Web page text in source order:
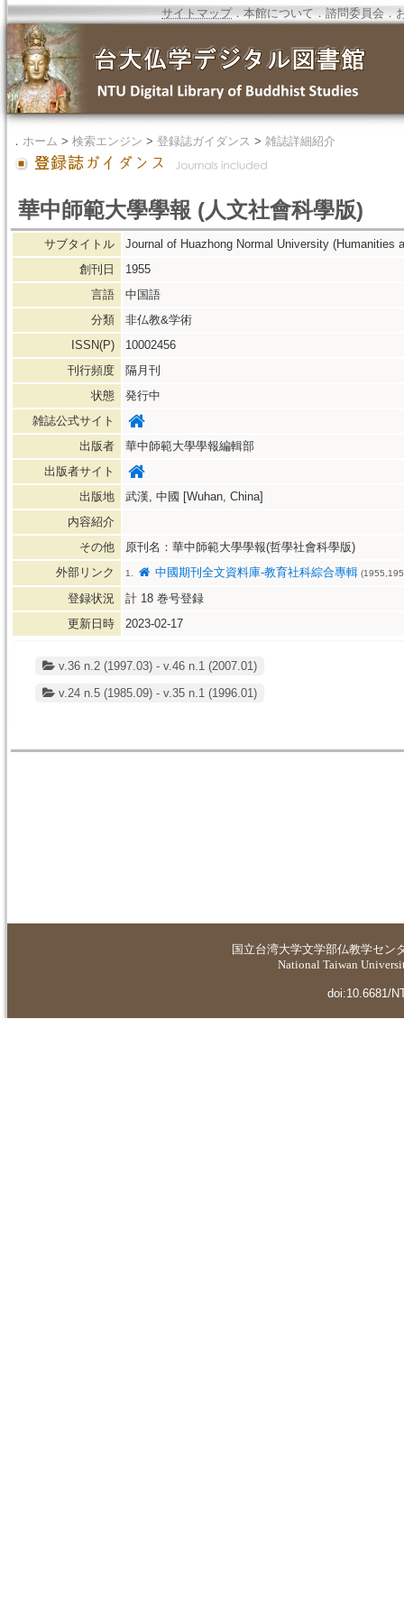
サイトマップ．本館について．諮問委員会．
． ホーム > 検索エンジン > 登録誌ガイダンス > 雑誌詳細紹介
華中師範大學學報 (人文社會科學版)
サブタイトル
Journal of Huazhong Normal University (Humanities
創刊日
1955
言語
中国語
分類
非仏教&学術
ISSN(P)
10002456
刊行頻度
隔月刊
状態
発行中
雑誌公式サイト
出版者
華中師範大學學報編輯部
出版者サイト
出版地
武漢, 中國 [Wuhan, China]
内容紹介
その他
原刊名：華中師範大學學報(哲學社會科學版)
外部リンク
1. 中國期刊全文資料庫-教育社科綜合專輯
登録状況 計 18 巻号登録
更新日時
2023-02-17
v.36 n.2 (1997.03) - v.46 n.1 (2007.01)
v.24 n.5 (1985.09) - v.35 n.1 (1996.01)
国立台湾大学文学部仏教学セン
National Taiwan
doi:10.6681/